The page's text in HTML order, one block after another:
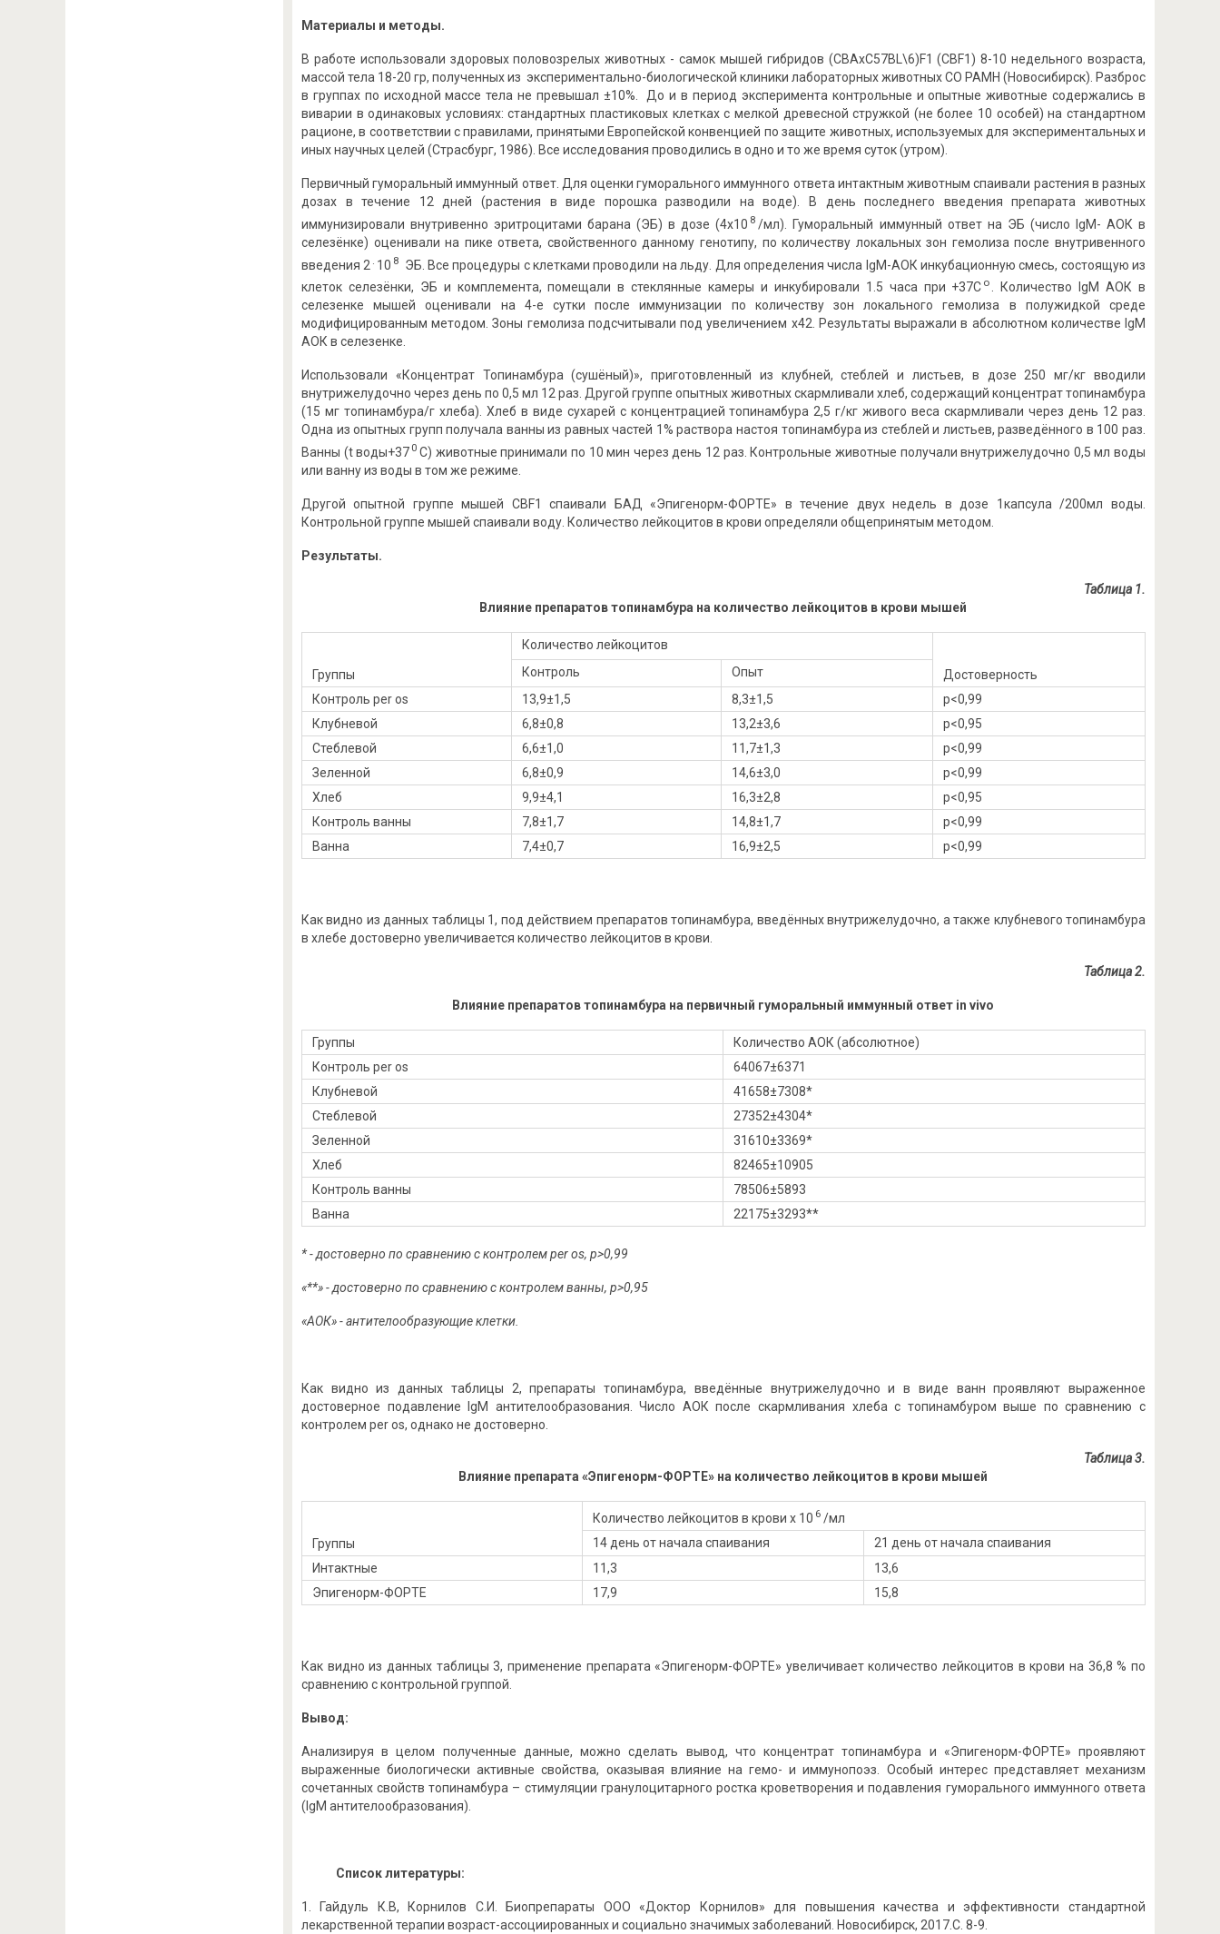
Материалы и методы.
В работе использовали здоровых половозрелых животных - самок мышей гибридов (СВАхС57ВL\6)F1 (CBF1) 8-10 недельного возраста,
массой тела 18-20 гр, полученных из экспериментально-биологической клиники лабораторных животных СО РАМН (Новосибирск). Разброс
в группах по исходной массе тела не превышал ±10%. До и в период эксперимента контрольные и опытные животные содержались в
виварии в одинаковых условиях: стандартных пластиковых клетках с мелкой древесной стружкой (не более 10 особей) на стандартном
рационе, в соответствии с правилами, принятыми Европейской конвенцией по защите животных, используемых для экспериментальных и
иных научных целей (Страсбург, 1986). Все исследования проводились в одно и то же время суток (утром).
Первичный гуморальный иммунный ответ. Для оценки гуморального иммунного ответа интактным животным спаивали растения в разных
дозах в течение 12 дней (растения в виде порошка разводили на воде). В день последнего введения препарата животных
иммунизировали внутривенно эритроцитами барана (ЭБ) в дозе (4x10 8 /мл). Гуморальный иммунный ответ на ЭБ (число IgM- АОК в
селезёнке) оценивали на пике ответа, свойственного данному генотипу, по количеству локальных зон гемолиза после внутривенного
введения 2 10 8 ЭБ. Все процедуры с клетками проводили на льду. Для определения числа IgM-АОК инкубационную смесь, состоящую из
клеток селезёнки, ЭБ и комплемента, помещали в стеклянные камеры и инкубировали 1.5 часа при +37С о
. Количество IgM АОК в
селезенке мышей оценивали на 4-е сутки после иммунизации по количеству зон локального гемолиза в полужидкой среде
модифицированным методом. Зоны гемолиза подсчитывали под увеличением х42. Результаты выражали в абсолютном количестве IgM
АОК в селезенке.
Использовали «Концентрат Топинамбура (сушёный)», приготовленный из клубней, стеблей и листьев, в дозе 250 мг/кг вводили
внутрижелудочно через день по 0,5 мл 12 раз. Другой группе опытных животных скармливали хлеб, содержащий концентрат топинамбура
(15 мг топинамбура/г хлеба). Хлеб в виде сухарей с концентрацией топинамбура 2,5 г/кг живого веса скармливали через день 12 раз.
Одна из опытных групп получала ванны из равных частей 1% раствора настоя топинамбура из стеблей и листьев, разведённого в 100 раз.
Ванны (t воды+37 0 С) животные принимали по 10 мин через день 12 раз. Контрольные животные получали внутрижелудочно 0,5 мл воды
или ванну из воды в том же режиме.
Другой опытной группе мышей CBF1 спаивали БАД «Эпигенорм-ФОРТЕ» в течение двух недель в дозе 1капсула /200мл воды.
Контрольной группе мышей спаивали воду. Количество лейкоцитов в крови определяли общепринятым методом.
Результаты.
Таблица 1.
Влияние препаратов топинамбура на количество лейкоцитов в крови мышей
Группы
Количество лейкоцитов
Достоверность
Контроль
Опыт
Контроль per os
13,9±1,5 8,3±1,5
p<0,99
Клубневой
6,8±0,8 13,2±3,6
p<0,95
Стеблевой
6,6±1,0 11,7±1,3
p<0,99
Зеленной
6,8±0,9 14,6±3,0
p<0,99
Хлеб
9,9±4,1 16,3±2,8
p<0,95
Контроль ванны
7,8±1,7 14,8±1,7
p<0,99
Ванна
7,4±0,7 16,9±2,5 p<0,99
Как видно из данных таблицы 1, под действием препаратов топинамбура, введённых внутрижелудочно, а также клубневого топинамбура
в хлебе достоверно увеличивается количество лейкоцитов в крови.
Таблица 2.
Влияние препаратов топинамбура на первичный гуморальный иммунный ответ in vivo
Группы
Количество АОК (абсолютное)
Контроль per os
64067±6371
Клубневой
41658±7308*
Стеблевой
27352±4304*
Зеленной
31610±3369*
Хлеб
82465±10905
Контроль ванны
78506±5893
Ванна
22175±3293**
* - достоверно по сравнению с контролем per os, p>0,99
«**» - достоверно по сравнению с контролем ванны, p>0,95
«АОК» - антителообразующие клетки.
Как видно из данных таблицы 2, препараты топинамбура, введённые внутрижелудочно и в виде ванн проявляют выраженное
достоверное подавление IgM антителообразования. Число АОК после скармливания хлеба с топинамбуром выше по сравнению с
контролем per os, однако не достоверно.
Таблица 3.
Влияние препарата «Эпигенорм-ФОРТЕ» на количество лейкоцитов в крови мышей
Группы
Количество лейкоцитов в крови х 10 6 /мл
14 день от начала спаивания
21 день от начала спаивания
Интактные
11,3
13,6
Эпигенорм-ФОРТЕ
17,9 15,8
Как видно из данных таблицы 3, применение препарата «Эпигенорм-ФОРТЕ» увеличивает количество лейкоцитов в крови на 36,8 % по
сравнению с контрольной группой.
Вывод:
Анализируя в целом полученные данные, можно сделать вывод, что концентрат топинамбура и «Эпигенорм-ФОРТЕ» проявляют
выраженные биологически активные свойства, оказывая влияние на гемо- и иммунопоэз. Особый интерес представляет механизм
сочетанных свойств топинамбура – стимуляции гранулоцитарного ростка кроветворения и подавления гуморального иммунного ответа
(IgM антителообразования).
Список литературы:
Гайдуль К.В, Корнилов С.И. Биопрепараты ООО «Доктор Корнилов» для повышения качества и эффективности стандартной
лекарственной терапии возраст-ассоциированных и социально значимых заболеваний. Новосибирск, 2017.С. 8-9.